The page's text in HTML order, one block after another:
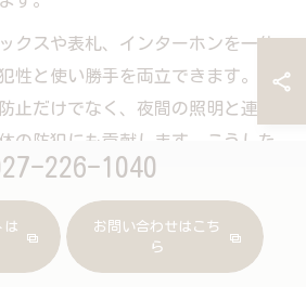
クスや表札、インターホンを一体
性と使い勝手を両立できます。カ
止だけでなく、夜間の照明と連動
の防犯にも貢献します。こうした
イフスタイルに合わせて柔軟にア
です。
トする際は、専門業者に相談しな
226-1040
は
お問い合わせはこち
ら